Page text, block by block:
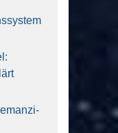
eman­zi­